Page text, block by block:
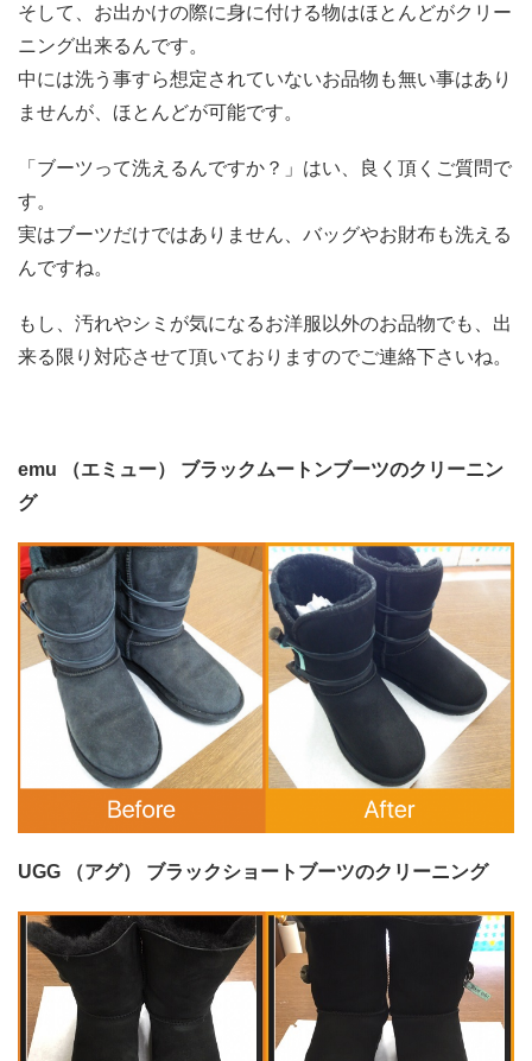
そして、お出かけの際に身に付ける物はほとんどがクリー
ニング出来るんです。
中には洗う事すら想定されていないお品物も無い事はあり
ませんが、ほとんどが可能です。
「ブーツって洗えるんですか？」はい、良く頂くご質問で
す。
実はブーツだけではありません、バッグやお財布も洗える
んですね。
もし、汚れやシミが気になるお洋服以外のお品物でも、出
来る限り対応させて頂いておりますのでご連絡下さいね。
emu （エミュー） ブラックムートンブーツのクリーニン
グ
UGG （アグ） ブラックショートブーツのクリーニング